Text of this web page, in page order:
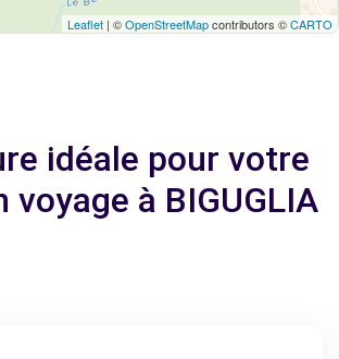
Leaflet | ©OpenStreetMapcontributors ©CARTO
idéale pour votre
voyage à BIGUGLIA